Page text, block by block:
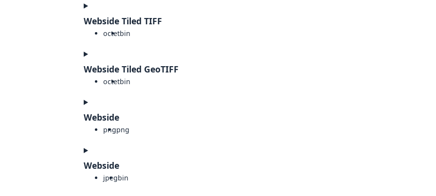
Webside Tiled TIFF
octetbin
Webside Tiled GeoTIFF
octetbin
Webside
pngpng
Webside
jpegbin